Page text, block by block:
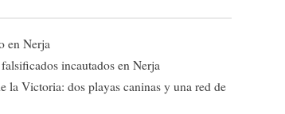
en Nerja
incautados en Nerja
la Victoria: dos playas caninas y una red de